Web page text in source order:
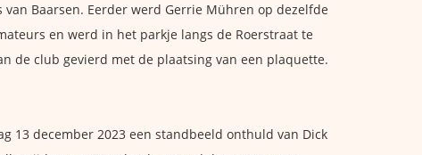
Baarsen. Eerder werd Gerrie Mühren op dezelfde
en werd in het parkje langs de Roerstraat te
de club gevierd met de plaatsing van een plaquette.
13 december 2023 een standbeeld onthuld van Dick